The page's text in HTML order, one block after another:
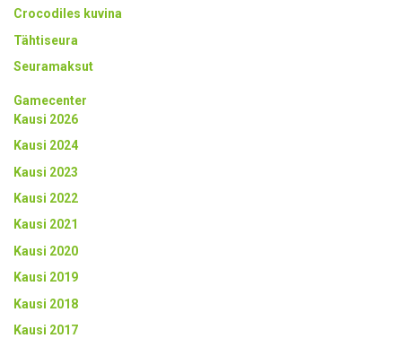
Crocodiles kuvina
Tähtiseura
Seuramaksut
Gamecenter
Kausi 2026
Kausi 2024
Kausi 2023
Kausi 2022
Kausi 2021
Kausi 2020
Kausi 2019
Kausi 2018
Kausi 2017